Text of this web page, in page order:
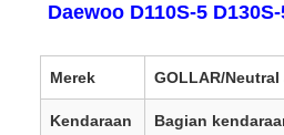
Daewoo D110S-5
Merek GOLLAR/
Kendaraan
Bagian